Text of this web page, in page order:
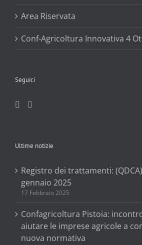
Area Riservata
Conf-Agricoltura Innovativa 4
Seguici
Ultime notizie
Registro dei trattamenti:
gennaio 2025
17 Febbraio 2025
Confagricoltura Pistoia:
aiutare le imprese agricole a
nuova normativa